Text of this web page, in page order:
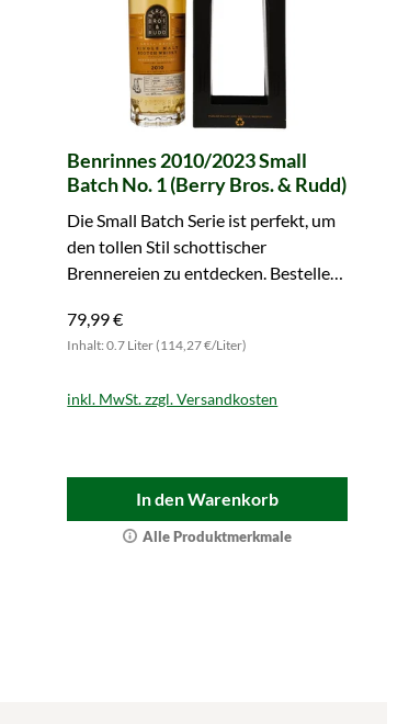
Benrinnes 2010/2023 Small
Batch No. 1 (Berry Bros. & Rudd)
Die Small Batch Serie ist perfekt, um
den tollen Stil schottischer
Brennereien zu entdecken. Bestellen
79,99 €
Inhalt: 0.7 Liter (114,27 €/Liter)
inkl. MwSt. zzgl. Versandkosten
In den Warenkorb
Alle Produktmerkmale